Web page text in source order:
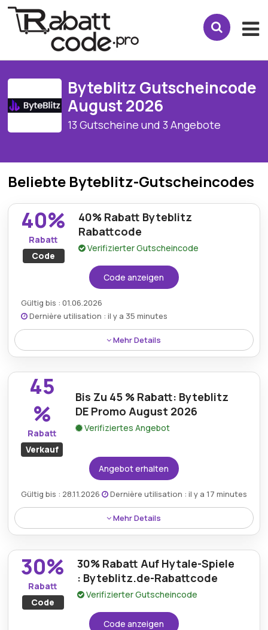
Byteblitz Gutscheincode
August 2026
13 Gutscheine und 3 Angebote
Beliebte Byteblitz-Gutscheincodes
40%
Rabatt
Code
40% Rabatt Byteblitz
Rabattcode
Verifizierter Gutscheincode
Code anzeigen
Gültig bis : 01.06.2026
Dernière utilisation : il y a 35 minutes
Mehr Details
im zusammenhang mit windrose mit dem
verfügbaren rabattcode.
Mindestkaufbetrag: Kein Minimum erforderlich
Berechtigung:
Art des Angebots:Zeitlich begrenztes Angebot
Kumulierbar:Nicht mit anderen Aktionen
Bedingungen:Weitere Informationen finden Sie
45
%
Rabatt
Verkauf
Bis Zu 45 % Rabatt: Byteblitz
DE Promo August 2026
Verifiziertes Angebot
Angebot erhalten
Gültig bis : 28.11.2026 Dernière utilisation : il y a 17 minutes
Mehr Details
Sparen Sie bis zu 45 % bei beliebten Videospielen
und digitalen Inhalten, indem Sie die Byteblitz DE-
Promo nutzen, die spannende Angebote für Must-
Play-Titel bietet.
30%
Rabatt
Code
30% Rabatt Auf Hytale-Spiele
: Byteblitz.de-Rabattcode
Verifizierter Gutscheincode
Code anzeigen